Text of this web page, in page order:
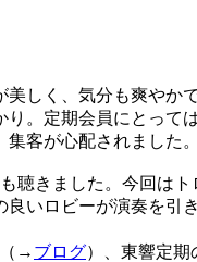
しく、気分も爽やか
。定期会員にとって
客が心配されました。
聴きました。今回はト
良いロビーが演奏を引
→ ブログ）、東響定期